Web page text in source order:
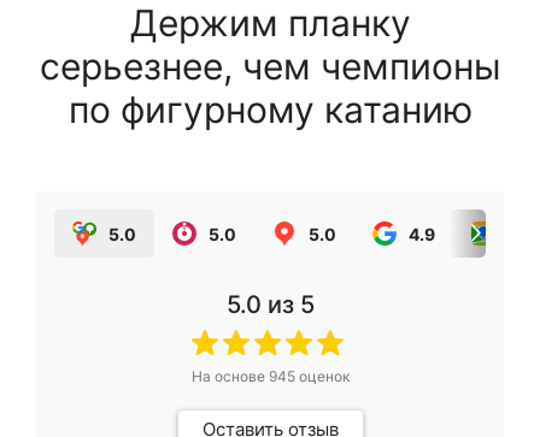
Держим планку
серьезнее, чем чемпионы
по фигурному катанию
5.0 5.0 5.0 4.9
5.0 из 5
На основе 945оценок
Оставить отзыв